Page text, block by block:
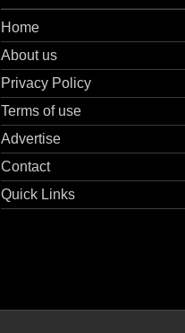
Home
About us
Privacy Policy
Terms of use
Advertise
Contact
Quick Links